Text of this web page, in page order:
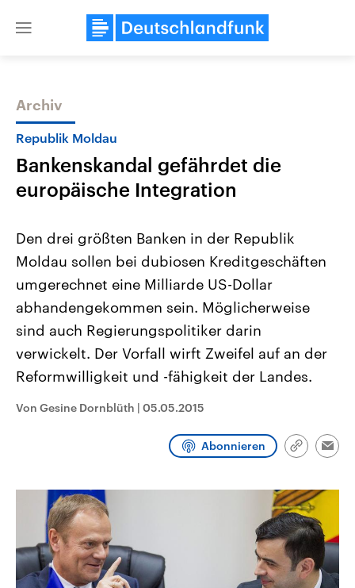
Close
Themen
Landtagswahl Sachsen-Anhalt
2026
Alle Informationen
Sachsen-Anhalt wählt am 6.
September 2026 einen neuen
Landtag. Seit 2021 wird das
Bundesland von einer Koalition aus
Umfragen, Prognosen,
und Hintergründe zu den Parteien
und Kandidaten der anstehenden
USA
Aktuelle Beiträge,
Hintergründe
Wirtschaftlich und
gehören die Vereinigten
den mächtigsten Ländern
mit großem Einfluss auf
Sendungen Programm Podcasts
Archiv
Republik Moldau
Bankenskandal gefährdet die
europäische Integration
Den drei größten Banken in der Republik
Moldau sollen bei dubiosen Kreditgeschäften
umgerechnet eine Milliarde US-Dollar
abhandengekommen sein. Möglicherweise
sind auch Regierungspolitiker darin
verwickelt. Der Vorfall wirft Zweifel auf an der
Reformwilligkeit und -fähigkeit der Landes.
Von Gesine Dornblüth | 05.05.2015
Abonnieren
Link